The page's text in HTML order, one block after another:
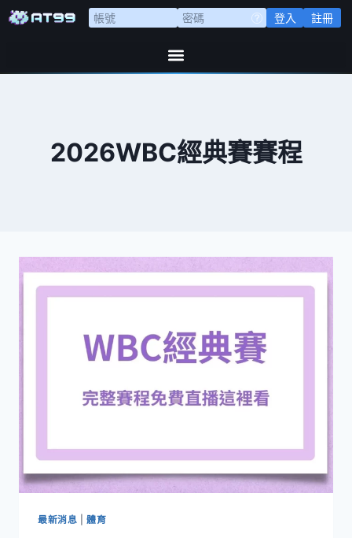
登入 註冊
2026WBC經典賽賽程
最新消息 |體育